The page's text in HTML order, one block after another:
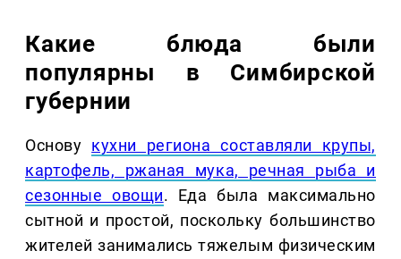
Какие блюда были
популярны в Симбирской
губернии
Основу кухни региона составляли крупы,
картофель, ржаная мука, речная рыба и
сезонные овощи. Еда была максимально
сытной и простой, поскольку большинство
жителей занимались тяжелым физическим